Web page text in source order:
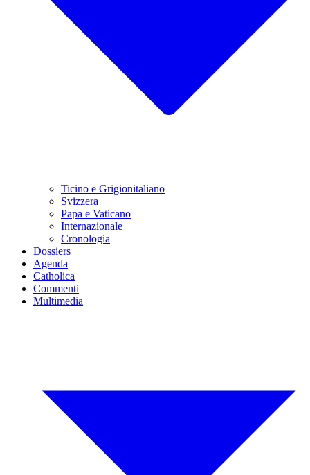
Ticino e Grigionitaliano
Svizzera
Papa e Vaticano
Internazionale
Cronologia
Dossiers
Agenda
Catholica
Commenti
Multimedia